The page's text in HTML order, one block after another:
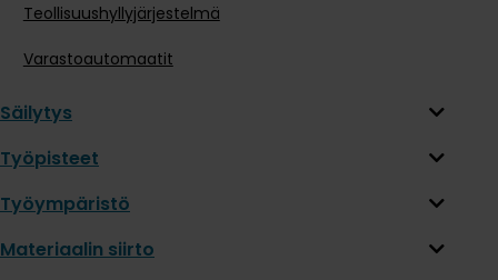
Teollisuushyllyjärjestelmä
Varastoautomaatit
Säilytys
Työpisteet
Työympäristö
Materiaalin siirto